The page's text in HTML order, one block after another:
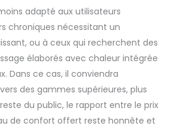
adapté aux utilisateurs
chroniques nécessitant un
ou à ceux qui recherchent des
élaborés avec chaleur intégrée
Dans ce cas, il conviendra
des gammes supérieures, plus
du public, le rapport entre le prix
de confort offert reste honnête et